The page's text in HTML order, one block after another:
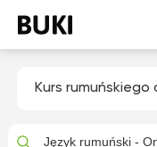
Kurs rumuńskiego
Język rumuński -